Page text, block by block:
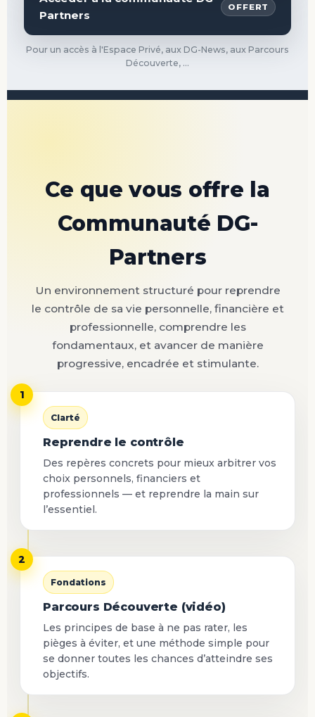
Partners
OFFERT
Pour un accès à l'Espace Privé, aux DG-News, aux Parcours
Découverte, ...
Ce que vous offre la
Communauté DG-
Partners
Un environnement structuré pour reprendre
le contrôle de sa vie personnelle, financière et
professionnelle, comprendre les
fondamentaux, et avancer de manière
progressive, encadrée et stimulante.
1
Clarté
Reprendre le contrôle
Des repères concrets pour mieux arbitrer vos
choix personnels, financiers et
professionnels — et reprendre la main sur
l’essentiel.
2
Fondations
Parcours Découverte (vidéo)
Les principes de base à ne pas rater, les
pièges à éviter, et une méthode simple pour
se donner toutes les chances d’atteindre ses
objectifs.